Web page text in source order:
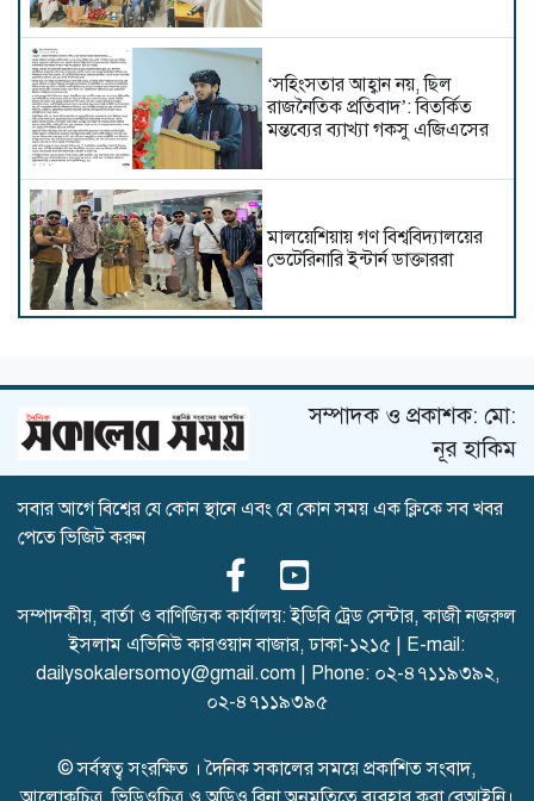
‘সহিংসতার আহ্বান নয়, ছিল
রাজনৈতিক প্রতিবাদ’: বিতর্কিত
মন্তব্যের ব্যাখ্যা গকসু এজিএসের
মালয়েশিয়ায় গণ বিশ্ববিদ্যালয়ের
ভেটেরিনারি ইন্টার্ন ডাক্তাররা
রিসার্চ মনোগ্রাফ কর্মশালা অনুষ্ঠিত
আপত্তিকর ক্যাপশনসহ ভিডিও
শেখ হাসিনার সাথে পবিপ্রবি
শিক্ষকদের বৈঠক ও গোপন
তৎপরতা, তদন্তে কমিটি গঠন
গণ বিশ্ববিদ্যালয়ে ডাঃ সৈয়দ
সম্পাদক ও প্রকাশক: মো:
নূর হাকিম
সবার আগে বিশ্বের যে কোন স্থানে এবং যে কোন সময় এক ক্লিকে সব খবর
পেতে ভিজিট করুন
সম্পাদকীয়, বার্তা ও বাণিজ্যিক কার্যালয়: ইডিবি ট্রেড সেন্টার, কাজী নজরুল
ইসলাম এভিনিউ কারওয়ান বাজার, ঢাকা-১২১৫ | E-mail:
dailysokalersomoy@gmail.com | Phone: ০২-৪৭১১৯৩৯২,
০২-৪৭১১৯৩৯৫
© সর্বস্বত্ব সংরক্ষিত । দৈনিক সকালের সময়ে প্রকাশিত সংবাদ,